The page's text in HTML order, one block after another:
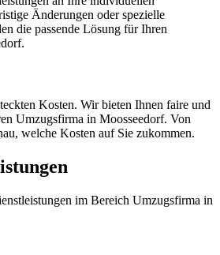
Änderungen oder spezielle
die passende Lösung für Ihren
Kosten. Wir bieten Ihnen faire und
Umzugsfirma in Moosseedorf. Von
welche Kosten auf Sie zukommen.
im Bereich Umzugsfirma in